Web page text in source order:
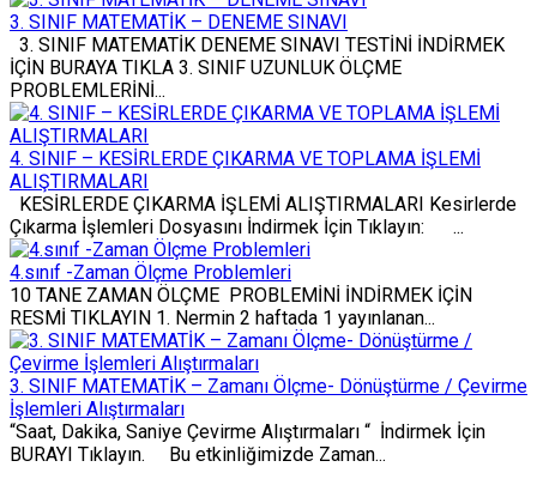
3. SINIF MATEMATİK – DENEME SINAVI
3. SINIF MATEMATİK DENEME SINAVI TESTİNİ İNDİRMEK
İÇİN BURAYA TIKLA 3. SINIF UZUNLUK ÖLÇME
PROBLEMLERİNİ...
4. SINIF – KESİRLERDE ÇIKARMA VE TOPLAMA İŞLEMİ
ALIŞTIRMALARI
KESİRLERDE ÇIKARMA İŞLEMİ ALIŞTIRMALARI Kesirlerde
Çıkarma İşlemleri Dosyasını İndirmek İçin Tıklayın: ...
4.sınıf -Zaman Ölçme Problemleri
10 TANE ZAMAN ÖLÇME PROBLEMİNİ İNDİRMEK İÇİN
RESMİ TIKLAYIN 1. Nermin 2 haftada 1 yayınlanan...
3. SINIF MATEMATİK – Zamanı Ölçme- Dönüştürme / Çevirme
İşlemleri Alıştırmaları
“Saat, Dakika, Saniye Çevirme Alıştırmaları “ İndirmek İçin
BURAYI Tıklayın. Bu etkinliğimizde Zaman...